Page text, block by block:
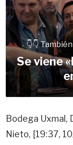
👇👇
Se viene
Bodega Uxmal,
Nieto, [19:37,